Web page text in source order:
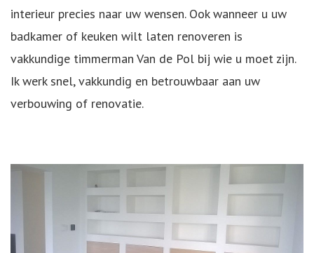
interieur precies naar uw wensen. Ook wanneer u uw
badkamer of keuken wilt laten renoveren is
vakkundige timmerman Van de Pol bij wie u moet zijn.
Ik werk snel, vakkundig en betrouwbaar aan uw
verbouwing of renovatie.